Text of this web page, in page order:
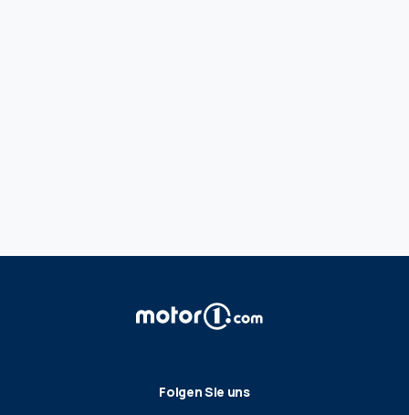
Folgen Sie uns